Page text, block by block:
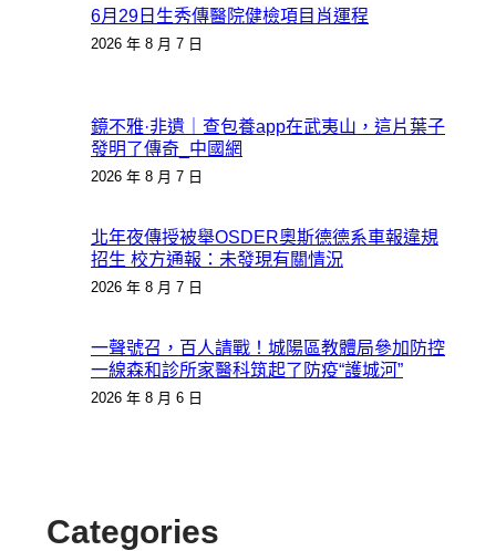
6月29日生秀傳醫院健檢項目肖運程
2026 年 8 月 7 日
鏡不雅·非遺｜查包養app在武夷山，這片葉子
發明了傳奇_中國網
2026 年 8 月 7 日
北年夜傳授被舉OSDER奧斯德德系車報違規
招生 校方通報：未發現有關情況
2026 年 8 月 7 日
一聲號召，百人請戰！城陽區教體局參加防控
一線森和診所家醫科筑起了防疫“護城河”
2026 年 8 月 6 日
Categories